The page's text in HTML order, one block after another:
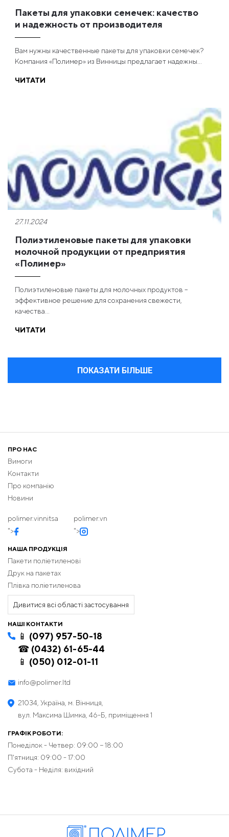
Пакеты для упаковки семечек: качество
и надежность от производителя
Вам нужны качественные пакеты для упаковки семечек?
Компания «Полимер» из Винницы предлагает надежны...
ЧИТАТИ
27.11.2024
Полиэтиленовые пакеты для упаковки
молочной продукции от предприятия
«Полимер»
Полиэтиленовые пакеты для молочных продуктов –
эффективное решение для сохранения свежести,
качества...
ЧИТАТИ
ПОКАЗАТИ БІЛЬШЕ
ПРО НАС
Вимоги
Контакти
Про компанію
Новини
polimer.vinnitsa
">
polimer.vn
">
НАША ПРОДУКЦІЯ
Пакети поліетиленові
Друк на пакетах
Плівка поліетиленова
Дивитися всі області застосування
НАШІ КОНТАКТИ
📱 (097) 957-50-18
☎ (0432) 61-65-44
📱 (050) 012-01-11
info@polimer.ltd
21034, Україна, м. Вінниця,
вул. Максима Шимка, 46-Б, приміщення 1
ГРАФІК РОБОТИ:
Понеділок - Четвер: 09:00 − 18:00
П'ятниця: 09:00 - 17:00
Субота - Неділя: вихідний